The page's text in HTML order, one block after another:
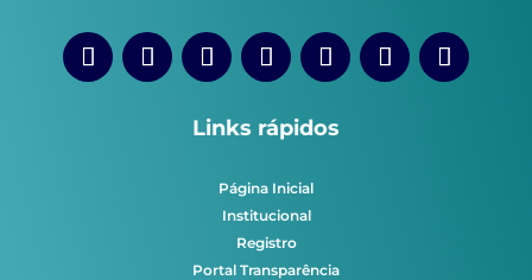
Links rápidos
Página Inicial
Institucional
Registro
Portal Transparência